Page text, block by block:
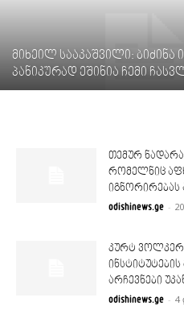
მიხეილ სააკაშვილი: ბიძინა
პანიკურად ეშინია ჩემი
თემურ
რომელნიც
იგნორირებას
odishinews.ge -
კურტ
არჩევნები
odishinews.ge - 4